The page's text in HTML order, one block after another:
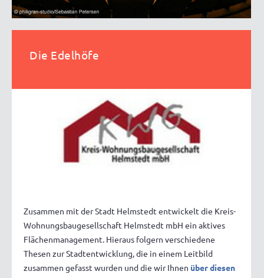
Die Edelhöfe
Zusammen mit der Stadt Helmstedt entwickelt die Kreis-
Wohnungsbaugesellschaft Helmstedt mbH ein aktives
Flächenmanagement. Hieraus folgern verschiedene
Thesen zur Stadtentwicklung, die in einem Leitbild
zusammen gefasst wurden und die wir Ihnen über diesen